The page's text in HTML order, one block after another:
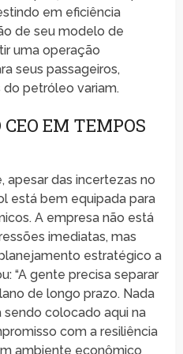
em eficiência
de seu modelo de
uma operação
seus passageiros,
petróleo variam.
EM TEMPOS
apesar das incertezas no
está bem equipada para
A empresa não está
imediatas, mas
estratégico a
“A gente precisa separar
de longo prazo. Nada
colocado aqui na
com a resiliência
ambiente econômico